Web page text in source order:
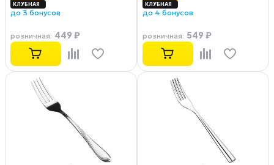
до 3 бонусов
розничная: 449 ₽
до 4 бонусов
розничная: 549 ₽